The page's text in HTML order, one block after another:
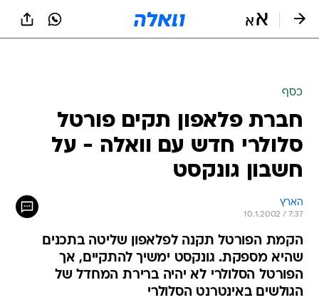
כסף
חברת פלאפון תקים פורטל
סלולרי חדש עם וואלה - על
חשבון גונקסט
הארץ
10.1.2002 / 7:37
הקמת הפורטל תקנה לפלאפון שליטה בתכנים
שהיא מספקת. גונקסט ימשיך להתקיים, אך
הפורטל הסלולרי לא יהיה ברירת המחדל של
הגולשים באינטרנט הסלולרי